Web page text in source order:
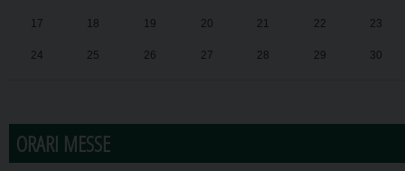
17 18 19 20 21 22 23
24 25 26 27 28 29 30
ORARI MESSE